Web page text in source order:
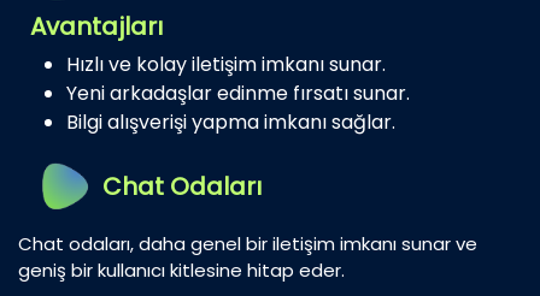
Avantajları
Hızlı ve kolay iletişim imkanı sunar.
Yeni arkadaşlar edinme fırsatı sunar.
Bilgi alışverişi yapma imkanı sağlar.
Chat Odaları
Chat odaları, daha genel bir iletişim imkanı sunar ve
geniş bir kullanıcı kitlesine hitap eder.